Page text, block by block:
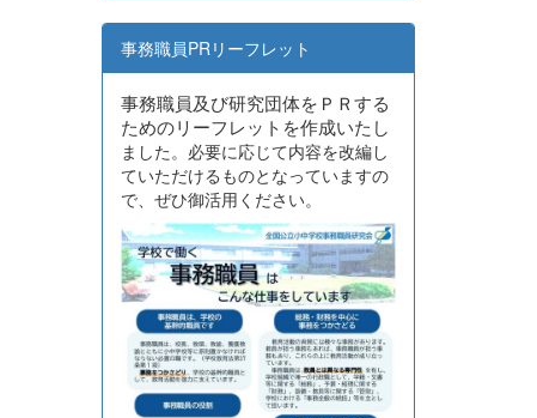
事務職員PRリーフレット
事務職員及び研究団体をＰＲする
ためのリーフレットを作成いたし
ました。必要に応じて内容を改編し
ていただけるものとなっていますの
で、ぜひ御活用ください。